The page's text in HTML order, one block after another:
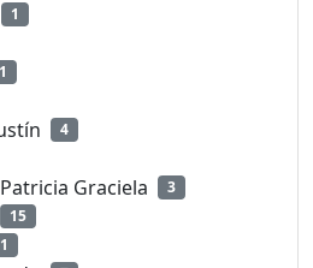
1
1
4
Graciela 3
15
1